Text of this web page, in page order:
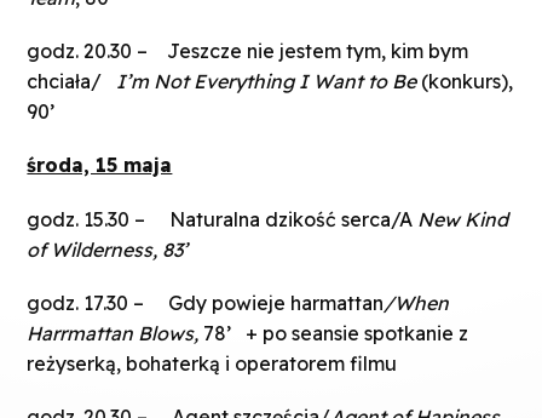
godz. 20.30 – Jeszcze nie jestem tym, kim bym
chciała/ I’m Not Everything I Want to Be(konkurs),
90’
środa, 15 maja
godz. 15.30 – Naturalna dzikość serca/A New Kind
of Wilderness, 83’
godz. 17.30 – Gdy powieje harmattan/When
Harrmattan Blows, 78’ + po seansie spotkanie z
reżyserką, bohaterką i operatorem filmu